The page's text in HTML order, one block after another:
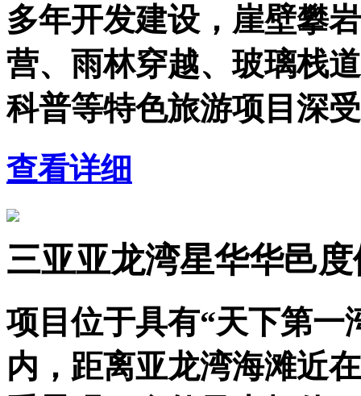
多年开发建设，崖壁攀
营、雨林穿越、玻璃栈
科普等特色旅游项目深
查看详细
三亚亚龙湾星华华邑
项目位于具有“天下第一
内，距离亚龙湾海滩近